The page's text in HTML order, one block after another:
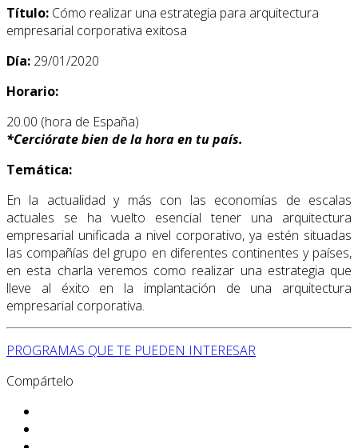
Título: Cómo realizar una estrategia para arquitectura
empresarial corporativa exitosa
Día: 29/01/2020
Horario:
20.00 (hora de España)
*Cerciórate bien de la hora en tu país.
Temática:
En la actualidad y más con las economías de escalas
actuales se ha vuelto esencial tener una arquitectura
empresarial unificada a nivel corporativo, ya estén situadas
las compañías del grupo en diferentes continentes y países,
en esta charla veremos como realizar una estrategia que
lleve al éxito en la implantación de una arquitectura
empresarial corporativa.
PROGRAMAS QUE TE PUEDEN INTERESAR
Compártelo